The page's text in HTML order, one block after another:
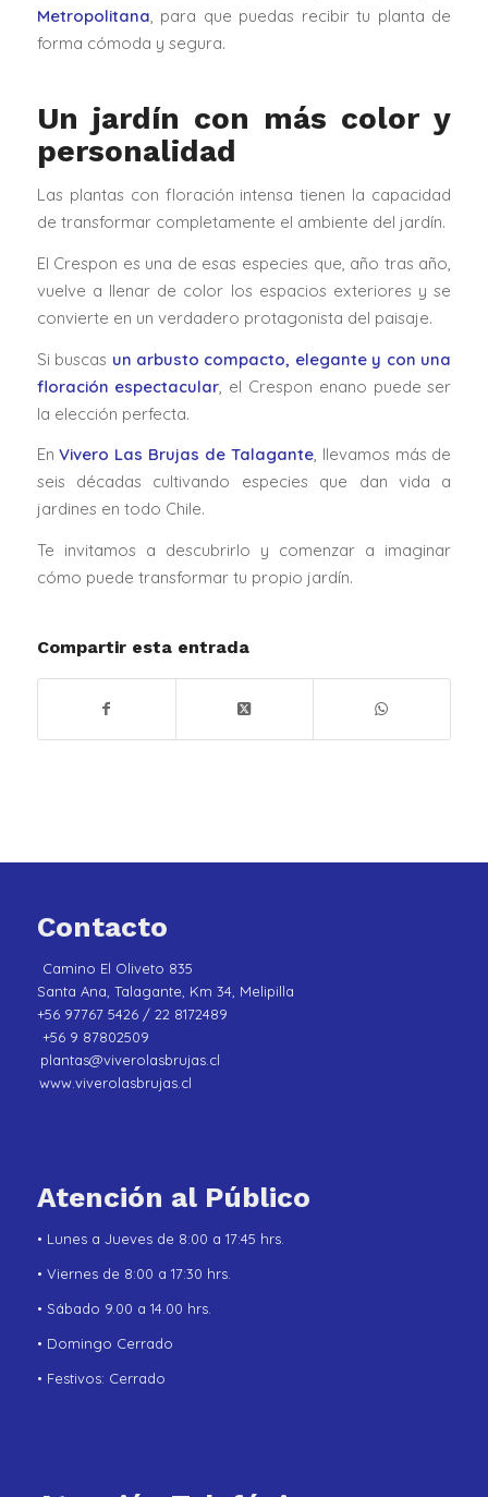
Metropolitana , para que puedas recibir tu planta de
forma cómoda y segura.
Un jardín con más color y
personalidad
Las plantas con floración intensa tienen la capacidad
de transformar completamente el ambiente del jardín.
El Crespon es una de esas especies que, año tras año,
vuelve a llenar de color los espacios exteriores y se
convierte en un verdadero protagonista del paisaje.
Si buscas un arbusto compacto, elegante y con una
floración espectacular , el Crespon enano puede ser
la elección perfecta.
EnVivero Las Brujas de Talagante, llevamos más de
seis décadas cultivando especies que dan vida a
jardines en todo Chile.
Te invitamos a descubrirlo y comenzar a imaginar
cómo puede transformar tu propio jardín.
Compartir esta entrada
Contacto
Camino El Oliveto 835
Santa Ana, Talagante, Km 34, Melipilla
+56 97767 5426 / 22 8172489
+56 9 87802509
plantas@viverolasbrujas.cl
www.viverolasbrujas.cl
Atención al Público
• Lunes a Jueves de 8:00 a 17:45 hrs.
• Viernes de 8:00 a 17:30 hrs.
• Sábado 9.00 a 14.00 hrs.
• Domingo Cerrado
• Festivos: Cerrado